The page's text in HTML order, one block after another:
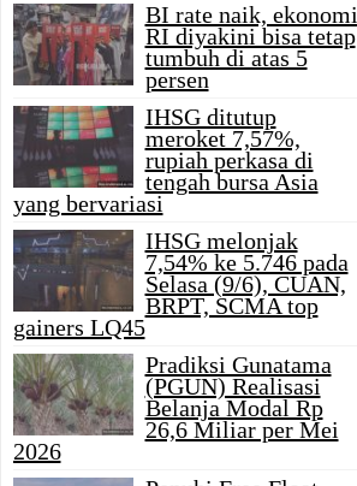
BI rate naik, ekonomi
RI diyakini bisa tetap
tumbuh di atas 5
persen
IHSG ditutup
meroket 7,57%,
rupiah perkasa di
tengah bursa Asia
yang bervariasi
IHSG melonjak
7,54% ke 5.746 pada
Selasa (9/6), CUAN,
BRPT, SCMA top
gainers LQ45
Pradiksi Gunatama
(PGUN) Realisasi
Belanja Modal Rp
26,6 Miliar per Mei
2026